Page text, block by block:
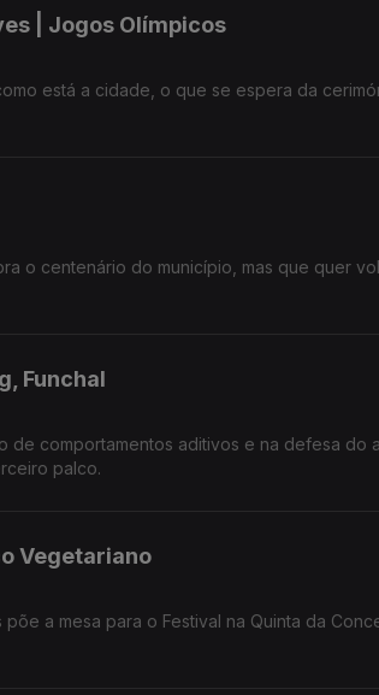
| Jogos Olímpicos
está a cidade, o que se espera da
o centenário do município, mas que quer
Funchal
de comportamentos aditivos e na defesa do
palco.
Vegetariano
a mesa para o Festival na Quinta da